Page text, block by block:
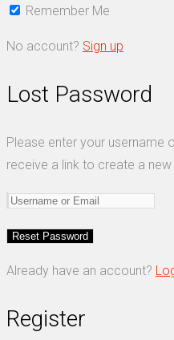
Remember Me
No account? Sign up
Lost Password
Please enter your username
receive a link to create a
Already have an account?
Register